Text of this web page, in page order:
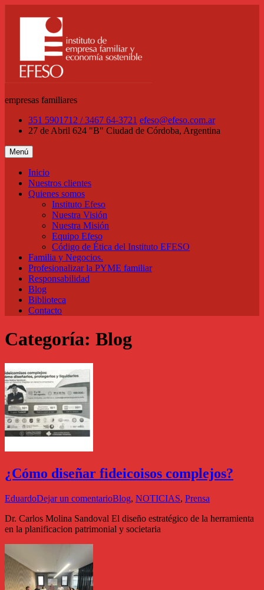
empresas familiares
351 5901712 / 3467 64-3721 efeso@efeso.com.ar
27 de Abril 624 "B" Ciudad de Córdoba, Argentina
Menú
Inicio
Nuestros clientes
Quienes somos
Instituto Efeso
Nuestra Visión
Nuestra Misión
Equipo Efeso
Código de Ética del Instituto EFESO
Familia y Negocios.
Profesionalizar la PYME familiar
Responsabilidad
Blog
Biblioteca
Contacto
Categoría: Blog
¿Cómo diseñar fideicoisos complejos?
EduardoDejar un comentarioBlog, NOTICIAS, Prensa
Dr. Carlos Molina Sandoval El diseño estratégico de la herramienta
en la planificacion patrimonial y societaria